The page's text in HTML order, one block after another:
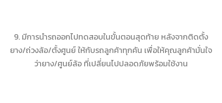
9. มีการนำรถออกไปทดสอบในขั้นตอนสุดท้าย หลังจากติดตั้ง
ยาง/ถ่วงล้อ/ตั้งศูนย์ ให้กับรถลูกค้าทุกคัน เพื่อให้คุณลูกค้ามั่นใจ
ว่ายาง/ศูนย์ล้อ ที่เปลี่ยนไปปลอดภัยพร้อมใช้งาน